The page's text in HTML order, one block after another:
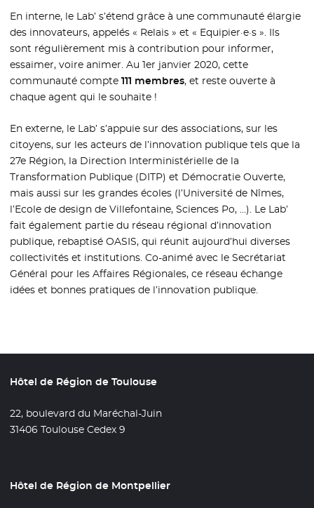
En interne, le Lab’ s’étend grâce à une communauté élargie
des innovateurs, appelés « Relais » et « Equipier·e·s ». Ils
sont régulièrement mis à contribution pour informer,
essaimer, voire animer. Au 1er janvier 2020, cette
communauté compte111 membres, et reste ouverte à
chaque agent qui le souhaite !
En externe, le Lab’ s’appuie sur des associations, sur les
citoyens, sur les acteurs de l’innovation publique tels que la
27e Région, la Direction Interministérielle de la
Transformation Publique (DITP) et Démocratie Ouverte,
mais aussi sur les grandes écoles (l’Université de Nîmes,
l’Ecole de design de Villefontaine, Sciences Po, …). Le Lab’
fait également partie du réseau régional d’innovation
publique, rebaptisé OASIS, qui réunit aujourd’hui diverses
collectivités et institutions. Co-animé avec le Secrétariat
Général pour les Affaires Régionales, ce réseau échange
idées et bonnes pratiques de l’innovation publique.
Hôtel de Région de Toulouse
22, boulevard du Maréchal-Juin
31406 Toulouse Cedex 9
Hôtel de Région de Montpellier